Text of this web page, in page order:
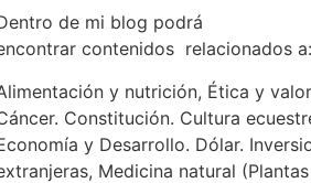
de mi blog podrá
contenidos relacionados a:
y nutrición, Ética y
Constitución. Cultura
y Desarrollo. Dólar.
Medicina natural (Plantas